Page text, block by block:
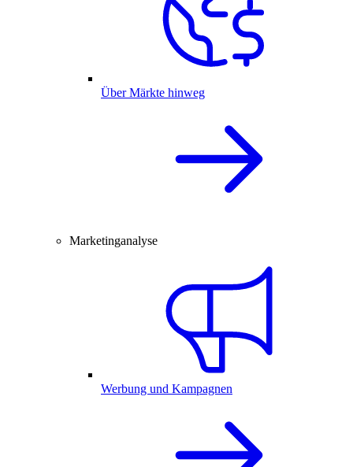
Über Märkte hinweg
Marketinganalyse
Werbung und Kampagnen